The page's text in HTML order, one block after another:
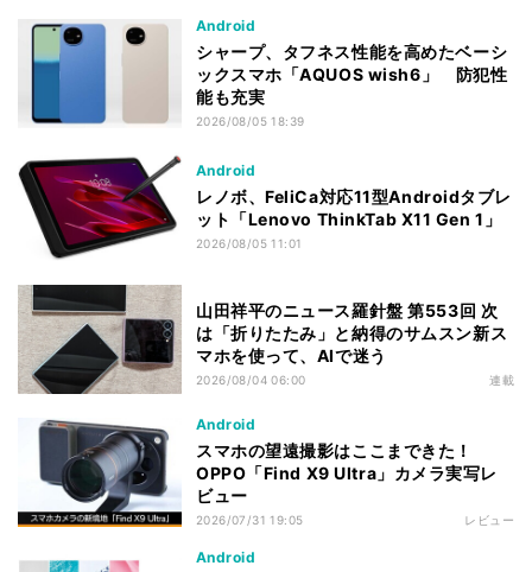
Android
シャープ、タフネス性能を高めたベーシ
ックスマホ「AQUOS wish6」 防犯性
能も充実
2026/08/05 18:39
Android
レノボ、FeliCa対応11型Androidタブレ
ット「Lenovo ThinkTab X11 Gen 1」
2026/08/05 11:01
山田祥平のニュース羅針盤 第553回 次
は「折りたたみ」と納得のサムスン新ス
マホを使って、AIで迷う
2026/08/04 06:00 連載
Android
スマホの望遠撮影はここまできた！
OPPO「Find X9 Ultra」カメラ実写レ
ビュー
2026/07/31 19:05 レビュー
Android